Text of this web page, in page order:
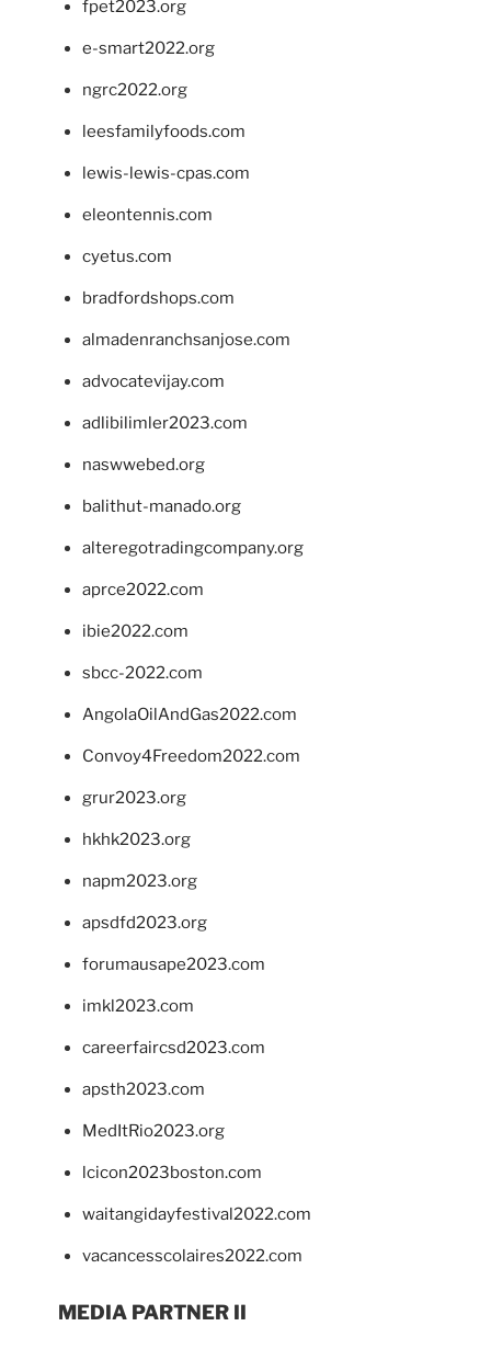
fpet2023.org
e-smart2022.org
ngrc2022.org
leesfamilyfoods.com
lewis-lewis-cpas.com
eleontennis.com
cyetus.com
bradfordshops.com
almadenranchsanjose.com
advocatevijay.com
adlibilimler2023.com
naswwebed.org
balithut-manado.org
alteregotradingcompany.org
aprce2022.com
ibie2022.com
sbcc-2022.com
AngolaOilAndGas2022.com
Convoy4Freedom2022.com
grur2023.org
hkhk2023.org
napm2023.org
apsdfd2023.org
forumausape2023.com
imkl2023.com
careerfaircsd2023.com
apsth2023.com
MedItRio2023.org
lcicon2023boston.com
waitangidayfestival2022.com
vacancesscolaires2022.com
MEDIA PARTNER II